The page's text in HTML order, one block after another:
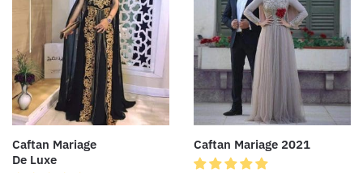
Caftan Mariage
De Luxe
Caftan Mariage 2021